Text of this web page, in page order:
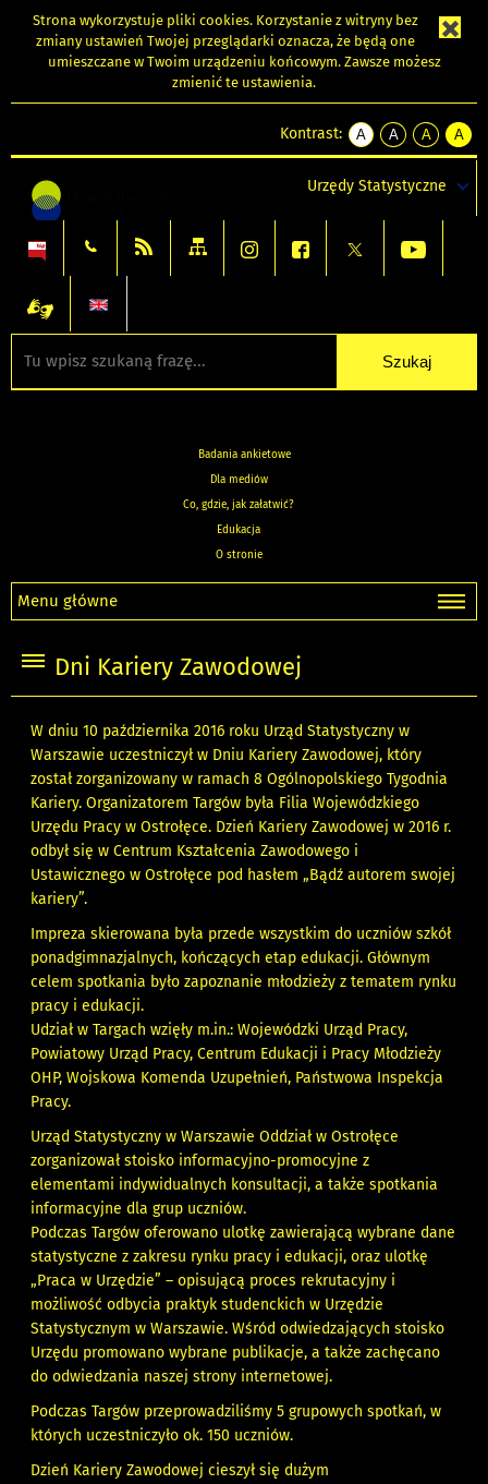
Strona wykorzystuje pliki cookies. Korzystanie z witryny bez
zmiany ustawień Twojej przeglądarki oznacza, że będą one
umieszczane w Twoim urządzeniu końcowym. Zawsze możesz
zmienić te ustawienia.
Kontrast:
A
kontrast
A
kontrast
tekst
czarnym
A
kontrast
tekst
czarnym
A
tekst
żółtym
Urzędy Statystyczne
Badania ankietowe
Dla mediów
Co, gdzie, jak załatwić?
Edukacja
O stronie
Menu główne
Dni Kariery Zawodowej
W dniu 10 października 2016 roku Urząd Statystyczny w
Warszawie uczestniczył w Dniu Kariery Zawodowej, który
został zorganizowany w ramach 8 Ogólnopolskiego Tygodnia
Kariery. Organizatorem Targów była Filia Wojewódzkiego
Urzędu Pracy w Ostrołęce. Dzień Kariery Zawodowej w 2016 r.
odbył się w Centrum Kształcenia Zawodowego i
Ustawicznego w Ostrołęce pod hasłem „Bądź autorem swojej
kariery”.
Impreza skierowana była przede wszystkim do uczniów szkół
ponadgimnazjalnych, kończących etap edukacji. Głównym
celem spotkania było zapoznanie młodzieży z tematem rynku
pracy i edukacji.
Udział w Targach wzięły m.in.: Wojewódzki Urząd Pracy,
Powiatowy Urząd Pracy, Centrum Edukacji i Pracy Młodzieży
OHP, Wojskowa Komenda Uzupełnień, Państwowa Inspekcja
Pracy.
Urząd Statystyczny w Warszawie Oddział w Ostrołęce
zorganizował stoisko informacyjno-promocyjne z
elementami indywidualnych konsultacji, a także spotkania
informacyjne dla grup uczniów.
Podczas Targów oferowano ulotkę zawierającą wybrane dane
statystyczne z zakresu rynku pracy i edukacji, oraz ulotkę
„Praca w Urzędzie” – opisującą proces rekrutacyjny i
możliwość odbycia praktyk studenckich w Urzędzie
Statystycznym w Warszawie. Wśród odwiedzających stoisko
Urzędu promowano wybrane publikacje, a także zachęcano
do odwiedzania naszej strony internetowej.
Podczas Targów przeprowadziliśmy 5 grupowych spotkań, w
których uczestniczyło ok. 150 uczniów.
Dzień Kariery Zawodowej cieszył się dużym